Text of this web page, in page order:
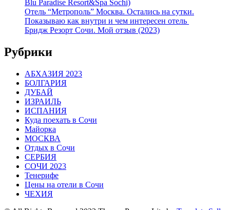
Blu Paradise Resort&Spa Sochi)
Отель “Метрополь” Москва. Остались на сутки.
Показываю как внутри и чем интересен отель
Бридж Резорт Сочи. Мой отзыв (2023)
Рубрики
АБХАЗИЯ 2023
БОЛГАРИЯ
ДУБАЙ
ИЗРАИЛЬ
ИСПАНИЯ
Куда поехать в Сочи
Майорка
МОСКВА
Отдых в Сочи
СЕРБИЯ
СОЧИ 2023
Тенерифе
Цены на отели в Сочи
ЧЕХИЯ